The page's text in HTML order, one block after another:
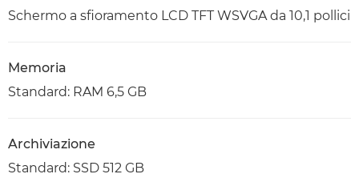
Schermo a sfioramento LCD TFT WSVGA da 10,1 pollici
Memoria
Standard: RAM 6,5 GB
Archiviazione
Standard: SSD 512 GB